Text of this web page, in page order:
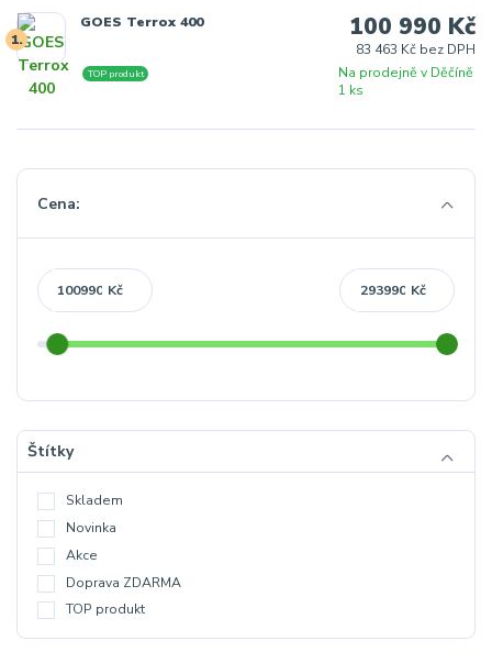
1.
GOES Terrox 400
Na prodejně v Děčíně
1 ks
TOP produkt
100 990 Kč
83 463 Kč bez DPH
Cena:
Kč Kč
Štítky
Skladem
Novinka
Akce
Doprava ZDARMA
TOP produkt